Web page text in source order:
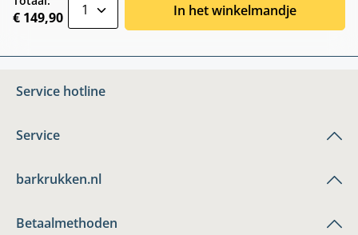
€ 149,90 In het winkelmandje
Service hotline
Service
barkrukken.nl
Betaalmethoden